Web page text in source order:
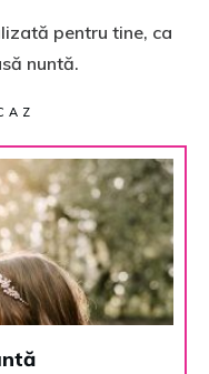
pentru tine, ca
nuntă.